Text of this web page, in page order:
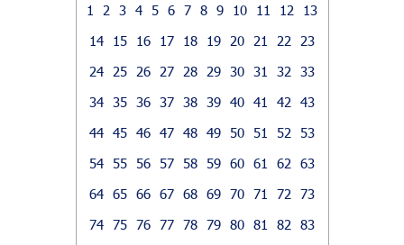
1 2 3 4 5 6 7 8 9 10 11 12
13
14
15 16 17 18 19 20 21 22
23
24
25 26 27 28 29 30 31 32
33
34 35 36 37 38 39 40 41 42
43
44 45 46 47 48 49 50 51 52
53
54 55 56 57 58 59 60 61 62
63
64 65 66 67 68 69 70 71 72
73
74 75 76 77 78 79 80 81 82
83